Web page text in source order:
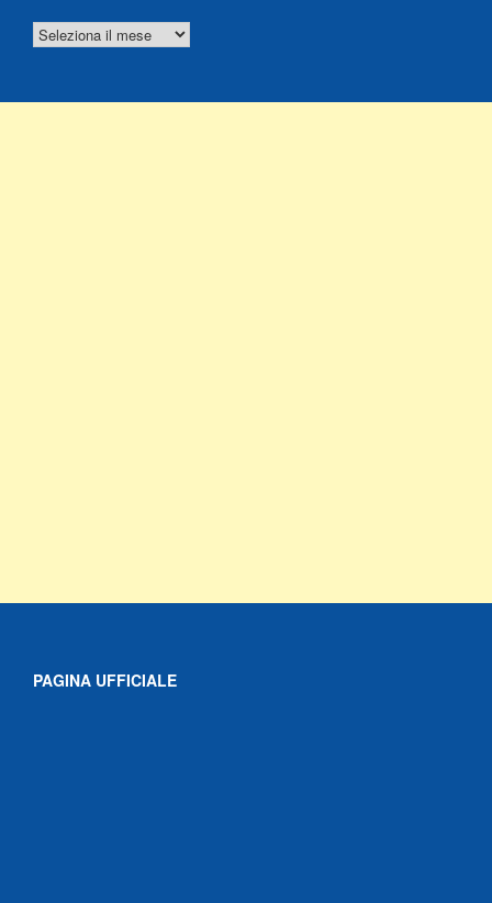
ARCHIVIO
NEWS
PAGINA UFFICIALE